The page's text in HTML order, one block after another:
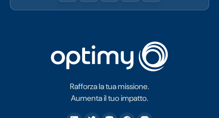
Rafforza la tua missione.
Aumenta il tuo impatto.